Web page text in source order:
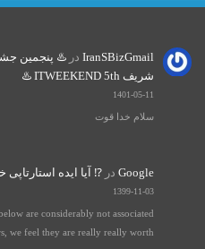
IranSBizGmail در♨️ پنجمین
شریف ITWEEKEND 5th ♨️
1401-05-11
سلام خدا قوت
Google در⁉️ آیا ایده استارتاپی
1399-11-03
are considerably not associated
we feel they are really really worth…